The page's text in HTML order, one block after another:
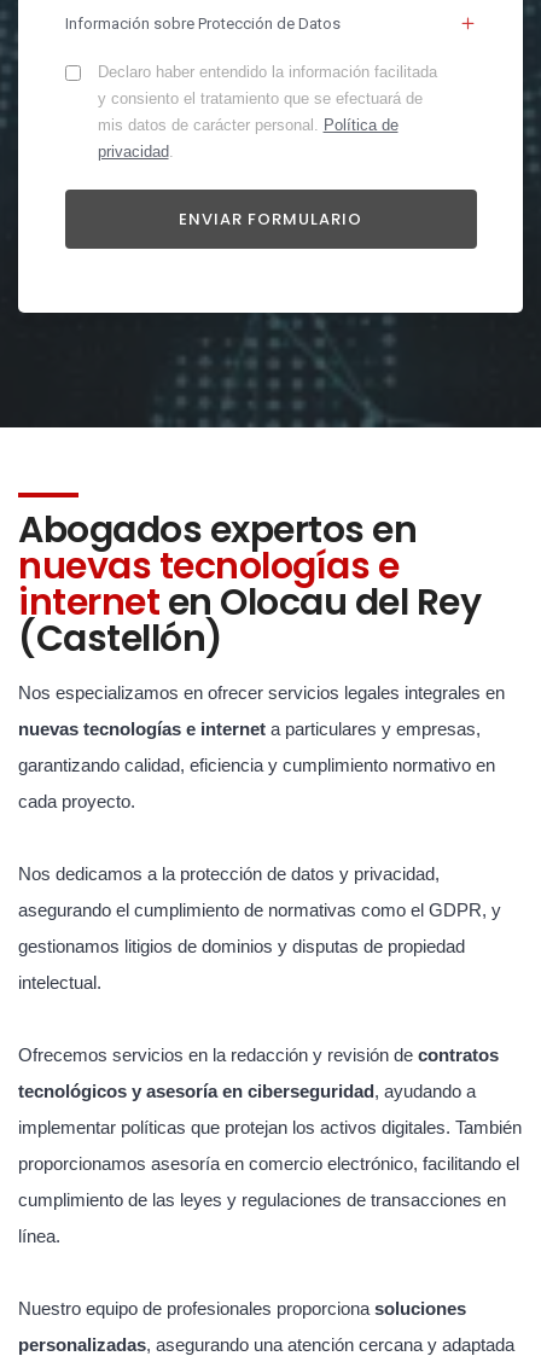
Información sobre Protección de Datos
Declaro haber entendido la información facilitada
y consiento el tratamiento que se efectuará de
mis datos de carácter personal. Política de
privacidad.
Abogados expertos en
nuevas tecnologías e
interneten Olocau del Rey
(Castellón)
Nos especializamos en ofrecer servicios legales integrales en
nuevas tecnologías e internet a particulares y empresas,
garantizando calidad, eficiencia y cumplimiento normativo en
cada proyecto.
Nos dedicamos a la protección de datos y privacidad,
asegurando el cumplimiento de normativas como el GDPR, y
gestionamos litigios de dominios y disputas de propiedad
intelectual.
Ofrecemos servicios en la redacción y revisión de contratos
tecnológicos y asesoría en ciberseguridad, ayudando a
implementar políticas que protejan los activos digitales. También
proporcionamos asesoría en comercio electrónico, facilitando el
cumplimiento de las leyes y regulaciones de transacciones en
línea.
Nuestro equipo de profesionales proporciona soluciones
personalizadas, asegurando una atención cercana y adaptada